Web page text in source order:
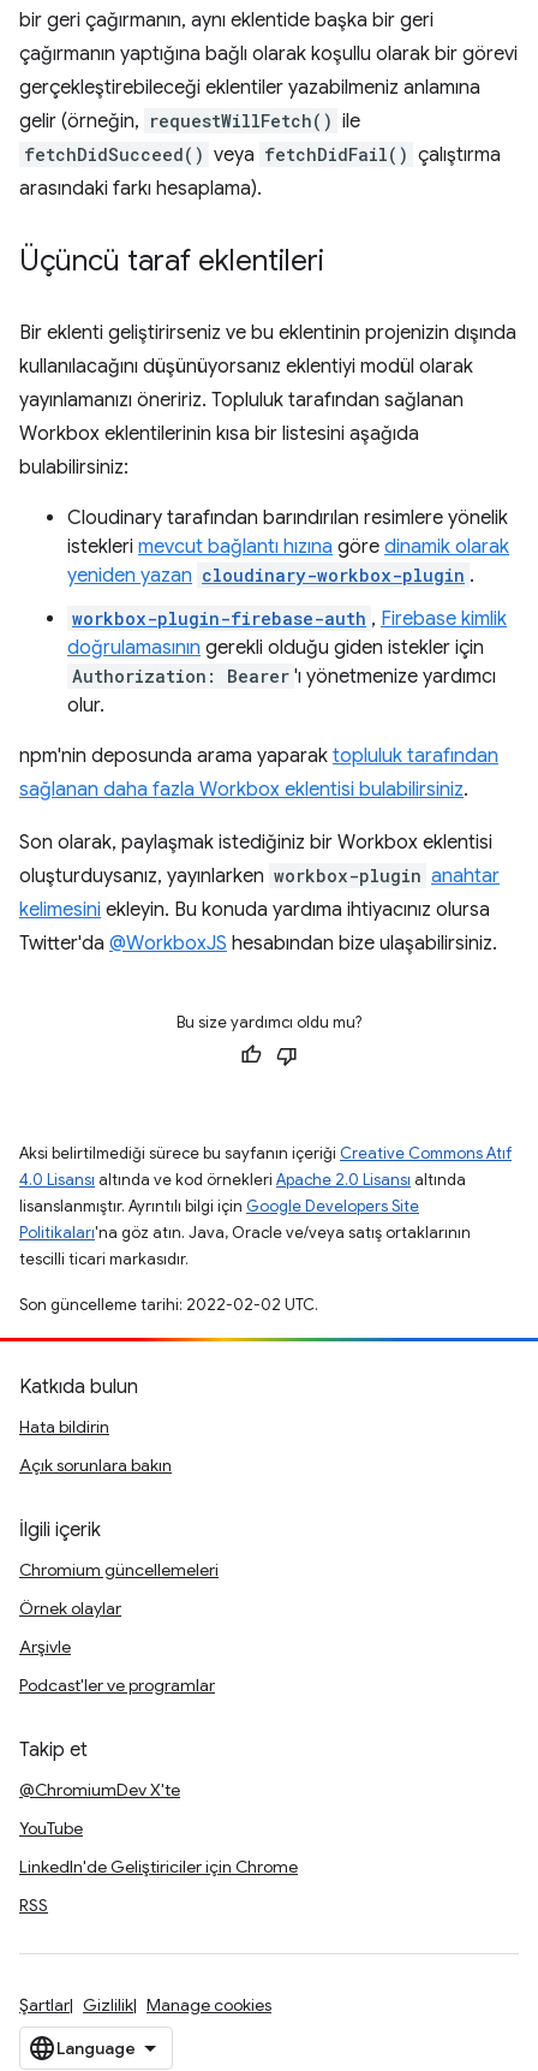
bir geri çağırmanın, aynı eklentide başka bir geri
çağırmanın yaptığına bağlı olarak koşullu olarak bir görevi
gerçekleştirebileceği eklentiler yazabilmeniz anlamına
gelir (örneğin, requestWillFetch() ile
fetchDidSucceed() veya fetchDidFail() çalıştırma
arasındaki farkı hesaplama).
Üçüncü taraf eklentileri
Bir eklenti geliştirirseniz ve bu eklentinin projenizin dışında
kullanılacağını düşünüyorsanız eklentiyi modül olarak
yayınlamanızı öneririz. Topluluk tarafından sağlanan
Workbox eklentilerinin kısa bir listesini aşağıda
bulabilirsiniz:
Cloudinary tarafından barındırılan resimlere yönelik
istekleri mevcut bağlantı hızına göre dinamik olarak
yeniden yazan cloudinary-workbox-plugin .
workbox-plugin-firebase-auth , Firebase kimlik
doğrulamasının gerekli olduğu giden istekler için
Authorization: Bearer 'ı yönetmenize yardımcı
olur.
npm'nin deposunda arama yaparak topluluk tarafından
sağlanan daha fazla Workbox eklentisi bulabilirsiniz.
Son olarak, paylaşmak istediğiniz bir Workbox eklentisi
oluşturduysanız, yayınlarken workbox-plugin anahtar
kelimesini ekleyin. Bu konuda yardıma ihtiyacınız olursa
Twitter'da @WorkboxJS hesabından bize ulaşabilirsiniz.
Bu size yardımcı oldu mu?
Aksi belirtilmediği sürece bu sayfanın içeriği Creative Commons Atıf
4.0 Lisansı altında ve kod örnekleri Apache 2.0 Lisansı altında
lisanslanmıştır. Ayrıntılı bilgi için Google Developers Site
Politikaları'na göz atın. Java, Oracle ve/veya satış ortaklarının
tescilli ticari markasıdır.
Son güncelleme tarihi: 2022-02-02 UTC.
Katkıda bulun
Hata bildirin
Açık sorunlara bakın
İlgili içerik
Chromium güncellemeleri
Örnek olaylar
Arşivle
Podcast'ler ve programlar
Takip et
@ChromiumDev X'te
YouTube
LinkedIn'de Geliştiriciler için Chrome
RSS
Şartlar Gizlilik Manage cookies